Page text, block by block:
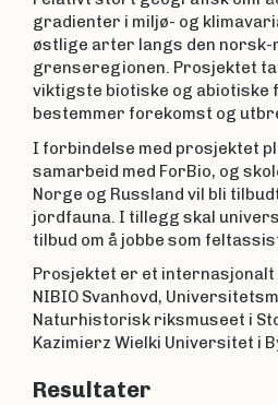
gradienter i miljø- og
østlige arter langs den
grenseregionen. Prosjektet
viktigste biotiske og abiotiske
bestemmer forekomst og
I forbindelse med prosjektet
samarbeid med ForBio, og
Norge og Russland vil bli
jordfauna. I tillegg skal
tilbud om å jobbe som
Prosjektet er et internasjonalt
NIBIO Svanhovd,
Naturhistorisk riksmuseet i
Kazimierz Wielki Universitet i
Resultater